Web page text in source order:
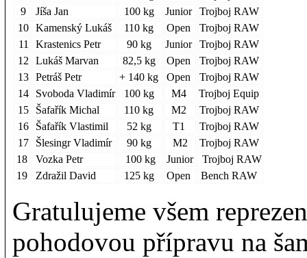
9
Jíša Jan 100 kg Junior Trojboj RAW
10 Kamenský Lukáš 110 kg Open
Trojboj RAW
11
Krastenics Petr 90 kg Junior Trojboj RAW
12
Lukáš Marvan 82,5 kg Open
Trojboj RAW
13 Petráš Petr + 140 kg Open
Trojboj RAW
14
Svoboda Vladimír 100 kg M4
Trojboj Equip
15
Šafařík Michal 110 kg M2
Trojboj RAW
16
Šafařík Vlastimil 52 kg T1
Trojboj RAW
17
Šlesingr Vladimír 90 kg M2
Trojboj RAW
18
Vozka Petr 100 kg Junior
Trojboj RAW
19
Zdražil David 125 kg Open Bench RAW
Gratulujeme všem
pohodovou přípravu na